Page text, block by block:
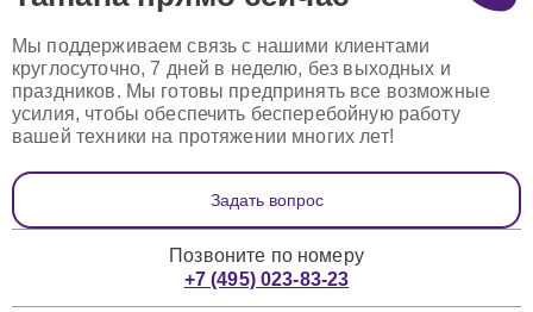
Мы поддерживаем связь с нашими клиентами
круглосуточно, 7 дней в неделю, без выходных и
праздников. Мы готовы предпринять все возможные
усилия, чтобы обеспечить бесперебойную работу
вашей техники на протяжении многих лет!
Задать вопрос
Позвоните по номеру
+7 (495) 023-83-23